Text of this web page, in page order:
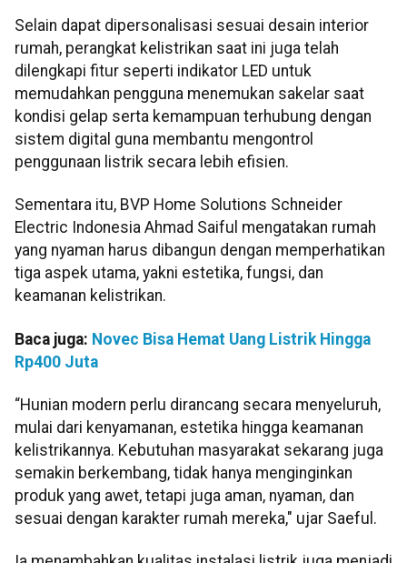
Selain dapat dipersonalisasi sesuai desain interior
rumah, perangkat kelistrikan saat ini juga telah
dilengkapi fitur seperti indikator LED untuk
memudahkan pengguna menemukan sakelar saat
kondisi gelap serta kemampuan terhubung dengan
sistem digital guna membantu mengontrol
penggunaan listrik secara lebih efisien.
Sementara itu, BVP Home Solutions Schneider
Electric Indonesia Ahmad Saiful mengatakan rumah
yang nyaman harus dibangun dengan memperhatikan
tiga aspek utama, yakni estetika, fungsi, dan
keamanan kelistrikan.
Baca juga: Novec Bisa Hemat Uang Listrik Hingga
Rp400 Juta
“Hunian modern perlu dirancang secara menyeluruh,
mulai dari kenyamanan, estetika hingga keamanan
kelistrikannya. Kebutuhan masyarakat sekarang juga
semakin berkembang, tidak hanya menginginkan
produk yang awet, tetapi juga aman, nyaman, dan
sesuai dengan karakter rumah mereka," ujar Saeful.